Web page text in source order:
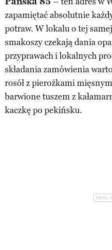
zapamiętać absolutnie
potraw. W lokalu o tej
smakoszy czekają dania
przyprawach i lokalnych
składania zamówienia
rosół z pierożkami
barwione tuszem z
kaczkę po pekińsku.